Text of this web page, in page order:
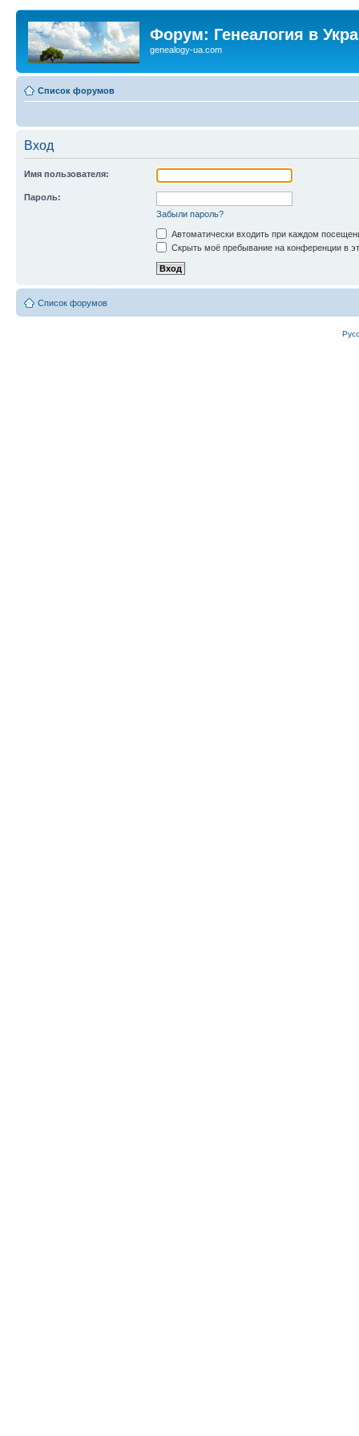
Форум: Генеалогия в
genealogy-ua.com
Список форумов
Вход
Имя пользователя:
Пароль:
Забыли пароль?
Автоматически входить при каждом
Скрыть моё пребывание на конференции в
Список форумов